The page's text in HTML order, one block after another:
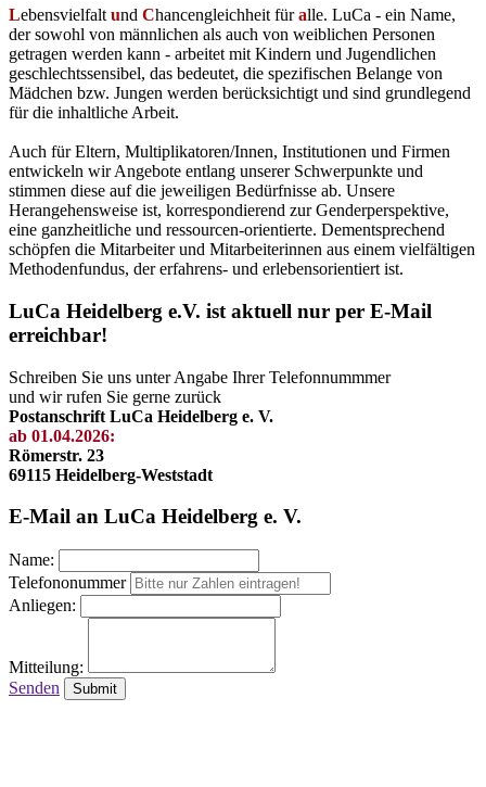
Lebensvielfalt und Chancengleichheit füralle. LuCa - ein Name,
der sowohl von männlichen als auch von weiblichen Personen
getragen werden kann - arbeitet mit Kindern und Jugendlichen
geschlechtssensibel, das bedeutet, die spezifischen Belange von
Mädchen bzw. Jungen werden berücksichtigt und sind grundlegend
für die inhaltliche Arbeit.
Auch für Eltern, Multiplikatoren/Innen, Institutionen und Firmen
entwickeln wir Angebote entlang unserer Schwerpunkte und
stimmen diese auf die jeweiligen Bedürfnisse ab. Unsere
Herangehensweise ist, korrespondierend zur Genderperspektive,
eine ganzheitliche und ressourcen-orientierte. Dementsprechend
schöpfen die Mitarbeiter und Mitarbeiterinnen aus einem vielfältigen
Methodenfundus, der erfahrens- und erlebensorientiert ist.
LuCa Heidelberg e.V. ist aktuell nur per E-Mail
erreichbar!
Schreiben Sie uns unter Angabe Ihrer Telefonnummmer
und wir rufen Sie gerne zurück
Postanschrift LuCa Heidelberg e. V.
ab 01.04.2026:
Römerstr. 23
69115 Heidelberg-Weststadt
E-Mail an LuCa Heidelberg e. V.
Name:
Telefononummer
Anliegen:
Mitteilung:
Senden